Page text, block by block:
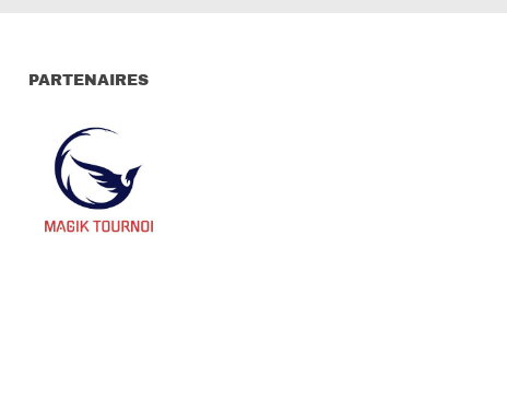
PARTENAIRES